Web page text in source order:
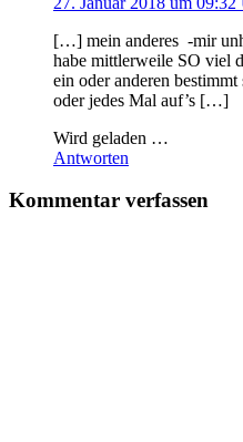
[…] mein anderes -mir
habe mittlerweile SO viel
ein oder anderen
oder jedes Mal auf’s […]
Wird geladen …
Antworten
Kommentar verfassen